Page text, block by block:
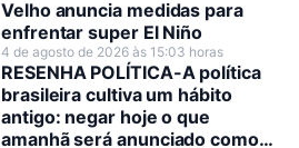
Velho anuncia medidas para
enfrentar super El Niño
4 de agosto de 2026 às 15:03 horas
RESENHA POLÍTICA-A política
brasileira cultiva um hábito
antigo: negar hoje o que
amanhã será anunciado como